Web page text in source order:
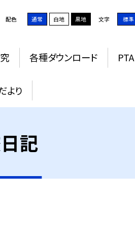
配色 通常 白地 黒地 文字 標準
各種ダウンロード PTA
より
記